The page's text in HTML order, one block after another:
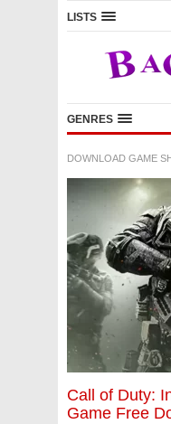
LISTS
GENRES
DOWNLOAD GAME
Call of Duty:
Game Free